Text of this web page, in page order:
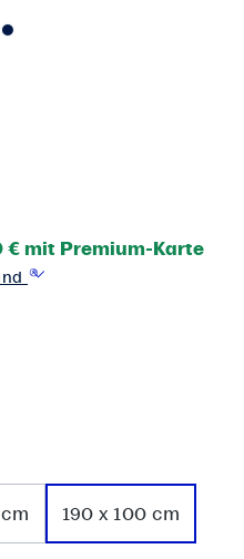
€ mit Premium-Karte
190 x 100 cm